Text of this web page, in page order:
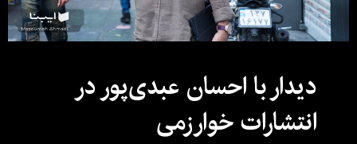
دیدار با احسان عبدی‌پور در
انتشارات خوارزمی